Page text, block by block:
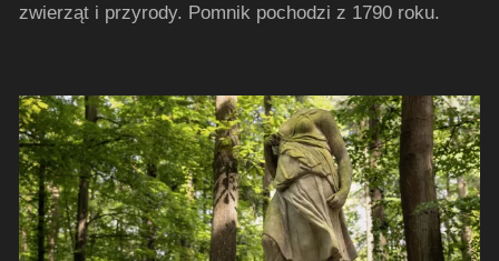
zwierząt i przyrody. Pomnik pochodzi z 1790 roku.